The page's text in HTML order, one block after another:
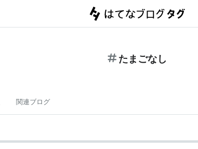
たまごなし
関連ブログ